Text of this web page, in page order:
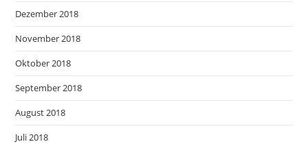
Dezember 2018
November 2018
Oktober 2018
September 2018
August 2018
Juli 2018